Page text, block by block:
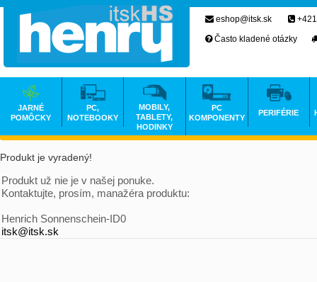
Produkt je vyradený!
Produkt už nie je v našej ponuke.
Kontaktujte, prosím, manažéra produktu:
Henrich Sonnenschein-ID0
itsk@itsk.sk
eshop@itsk.sk
Často kladené otázky
JARNÉ
POMÔCKY
PC,
NOTEBOOKY
MOBILY,
TABLETY,
HODINKY
PC
KOMPONENTY
PERIFÉRIE